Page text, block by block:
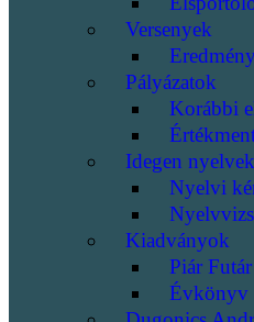
Versenyek
Pályázatok
Korábbi
Idegen nyelvek
Nyelvi
Kiadványok
Piár Futár
Évkönyv